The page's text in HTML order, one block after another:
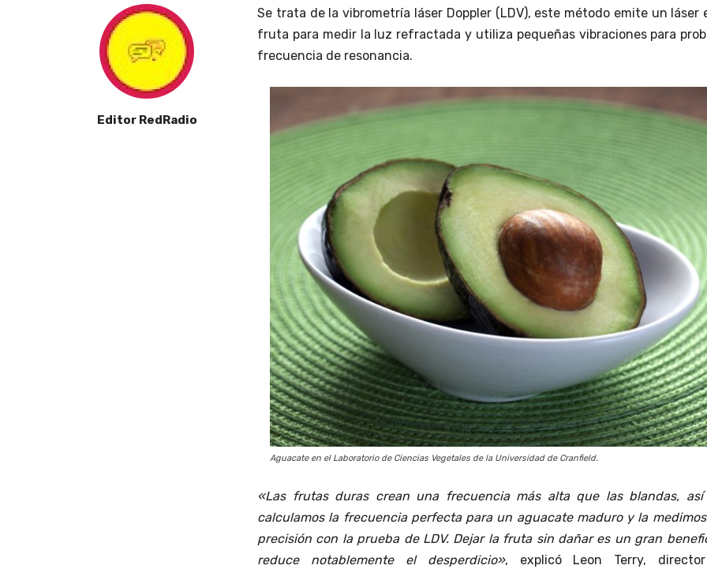
Editor RedRadio
Se trata de la vibrometría láser Doppler (LDV), este método emite un láser
fruta para medir la luz refractada y utiliza pequeñas vibraciones para
frecuencia de resonancia.
Aguacate en el Laboratorio de Ciencias Vegetales de la Universidad de Cranfield.
«Las frutas duras crean una frecuencia más alta que las blandas, así
calculamos la frecuencia perfecta para un aguacate maduro y la
precisión con la prueba de LDV. Dejar la fruta sin dañar es un gran
reduce notablemente el desperdicio», explicó Leon Terry,